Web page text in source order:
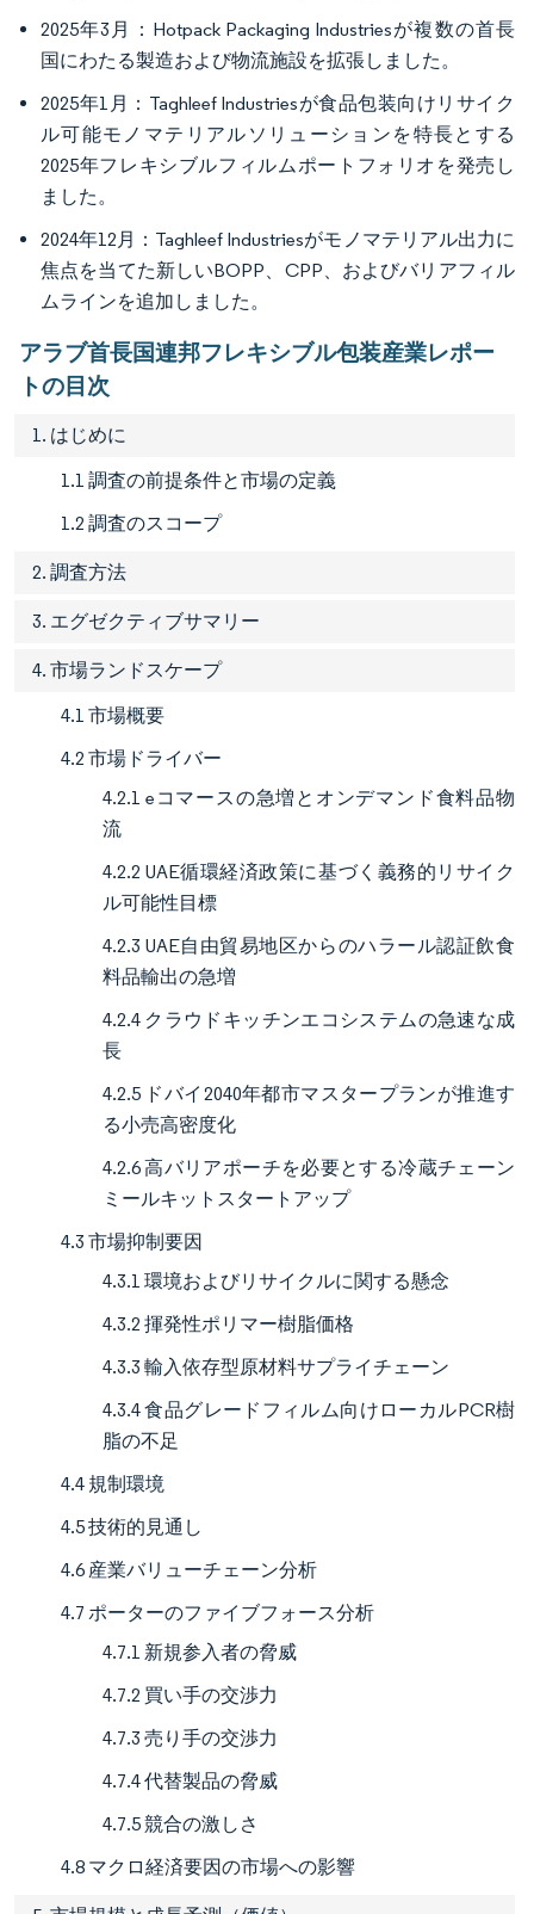
2025年3月：Hotpack Packaging Industriesが複数の首長
国にわたる製造および物流施設を拡張しました。
2025年1月：Taghleef Industriesが食品包装向けリサイク
ル可能モノマテリアルソリューションを特長とする
2025年フレキシブルフィルムポートフォリオを発売し
ました。
2024年12月：Taghleef Industriesがモノマテリアル出力に
焦点を当てた新しいBOPP、CPP、およびバリアフィル
ムラインを追加しました。
アラブ首長国連邦フレキシブル包装産業レポー
トの目次
1. はじめに
1.1 調査の前提条件と市場の定義
1.2 調査のスコープ
2. 調査方法
3. エグゼクティブサマリー
4. 市場ランドスケープ
4.1 市場概要
4.2 市場ドライバー
4.2.1 eコマースの急増とオンデマンド食料品物
流
4.2.2 UAE循環経済政策に基づく義務的リサイク
ル可能性目標
4.2.3 UAE自由貿易地区からのハラール認証飲食
料品輸出の急増
4.2.4 クラウドキッチンエコシステムの急速な成
長
4.2.5 ドバイ2040年都市マスタープランが推進す
る小売高密度化
4.2.6 高バリアポーチを必要とする冷蔵チェーン
ミールキットスタートアップ
4.3 市場抑制要因
4.3.1 環境およびリサイクルに関する懸念
4.3.2 揮発性ポリマー樹脂価格
4.3.3 輸入依存型原材料サプライチェーン
4.3.4 食品グレードフィルム向けローカルPCR樹
脂の不足
4.4 規制環境
4.5 技術的見通し
4.6 産業バリューチェーン分析
4.7 ポーターのファイブフォース分析
4.7.1 新規参入者の脅威
4.7.2 買い手の交渉力
4.7.3 売り手の交渉力
4.7.4 代替製品の脅威
4.7.5 競合の激しさ
4.8 マクロ経済要因の市場への影響